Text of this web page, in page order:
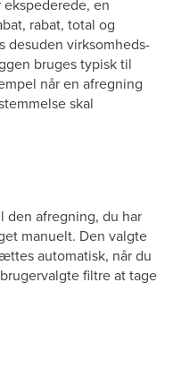
en
rabat, total og
desuden virksomheds-
bruges typisk til
når en afregning
skal
den afregning, du har
manuelt. Den valgte
automatisk, når du
filtre at tage